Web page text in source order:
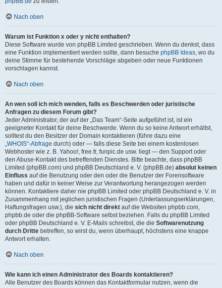
Nach oben
Warum ist Funktion x oder y nicht enthalten?
Diese Software wurde von phpBB Limited geschrieben. Wenn du denkst, dass
eine Funktion implementiert werden sollte, dann besuche phpBB Ideas, wo du
deine Stimme für bestehende Vorschläge abgeben oder neue Funktionen
vorschlagen kannst.
Nach oben
An wen soll ich mich wenden, falls es Beschwerden oder juristische
Anfragen zu diesem Forum gibt?
Jeder Administrator, der auf der „Das Team“-Seite aufgeführt ist, ist ein
geeigneter Kontakt für deine Beschwerde. Wenn du so keine Antwort erhältst,
solltest du den Besitzer der Domain kontaktieren (führe dazu eine
„WHOIS“-Abfrage durch) oder — falls diese Seite bei einem kostenlosen
Webhoster wie z. B. Yahoo!, free.fr, funpic.de usw. liegt — den Support oder
den Abuse-Kontakt des betreffenden Dienstes. Bitte beachte, dass phpBB
Limited (phpBB.com) und phpBB Deutschland e. V. (phpBB.de) absolut keinen
Einfluss auf die Benutzung oder den oder die Benutzer der Forensoftware
haben und dafür in keiner Weise zur Verantwortung herangezogen werden
können. Kontaktiere daher nie phpBB Limited oder phpBB Deutschland e. V. in
Zusammenhang mit jeglichen juristischen Fragen (Unterlassungserklärungen,
Haftungsfragen usw.), die sich nicht direkt auf die Websiten phpbb.com,
phpbb.de oder die phpBB-Software selbst beziehen. Falls du phpBB Limited
oder phpBB Deutschland e. V. E-Mails schreibst, die die Softwarenutzung
durch Dritte betreffen, so wirst du, wenn überhaupt, höchstens eine knappe
Antwort erhalten.
Nach oben
Wie kann ich einen Administrator des Boards kontaktieren?
Alle Benutzer des Boards können das Kontaktformular nutzen, wenn die